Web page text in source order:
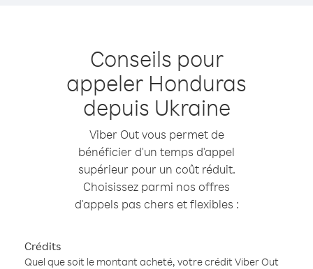
Conseils pour
appeler Honduras
depuis Ukraine
Viber Out vous permet de
bénéficier d'un temps d'appel
supérieur pour un coût réduit.
Choisissez parmi nos offres
d'appels pas chers et flexibles :
Crédits
Quel que soit le montant acheté, votre crédit Viber Out